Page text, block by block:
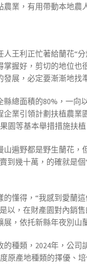
業，有用帶動本地農
王利正忙著給蘭花“
握好，剪切的地位
展，必定要漸漸地找
總面積的80%，一
業引領計劃扶植農業
園等基本舉措措施扶
山遍野都是野生蘭花
到幾十萬，的確就是
懂得，“我感到愛蘭
以，在財產園對內銷
，依托新縣年夜別山
種類，2024年，公
原產地種類的擇優、